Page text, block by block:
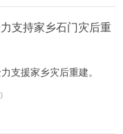
支持家乡石门灾后重
支援家乡灾后重建。